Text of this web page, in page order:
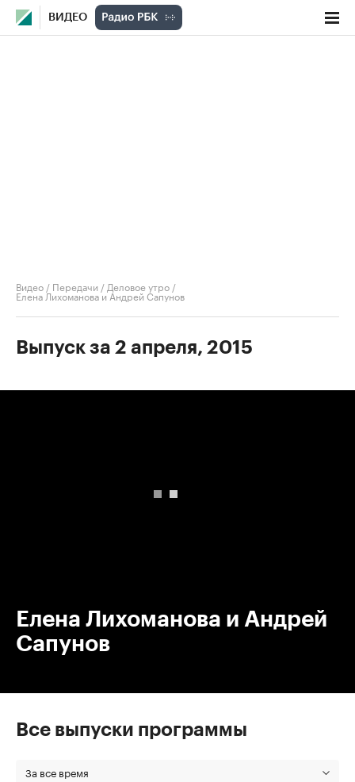
ВИДЕО
Видео / Передачи / Деловое утро /
Елена Лихоманова и Андрей Сапунов
Выпуск за 2 апреля, 2015
Елена Лихоманова и Андрей
Сапунов
Все выпуски программы
За все время